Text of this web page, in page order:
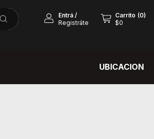
Entrá/
Registráte
Carrito (0)
$0
UBICACION